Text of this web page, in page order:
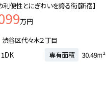
便性とにぎわいを誇る街【新宿】
万円
渋谷区代々木２丁目
1DK 専有面積 30.49m²